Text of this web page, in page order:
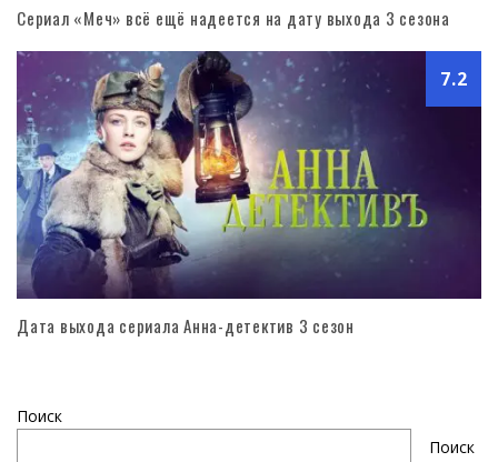
Сериал «Меч» всё ещё надеется на дату выхода 3 сезона
7.2
Дата выхода сериала Анна-детектив 3 сезон
Поиск
Поиск